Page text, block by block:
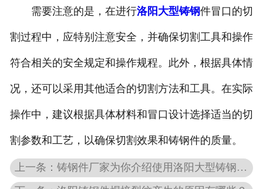
需要注意的是，在进行洛阳大型铸钢件冒口的切
割过程中，应特别注意安全，并确保切割工具和操作
符合相关的安全规定和操作规程。此外，根据具体情
况，还可以采用其他适合的切割方法和工具。在实际
操作中，建议根据具体材料和冒口设计选择适当的切
割参数和工艺，以确保切割效果和铸钢件的质量。
上一条：铸钢件厂家为你介绍使用洛阳大型铸钢件的好处